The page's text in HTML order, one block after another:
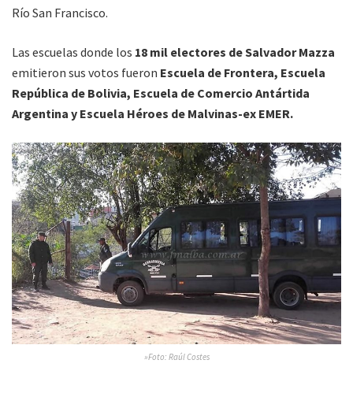
Río San Francisco.
Las escuelas donde los 18 mil electores de Salvador Mazza
emitieron sus votos fueron Escuela de Frontera, Escuela
República de Bolivia, Escuela de Comercio Antártida
Argentina y Escuela Héroes de Malvinas-ex EMER.
»Foto: Raúl Costes